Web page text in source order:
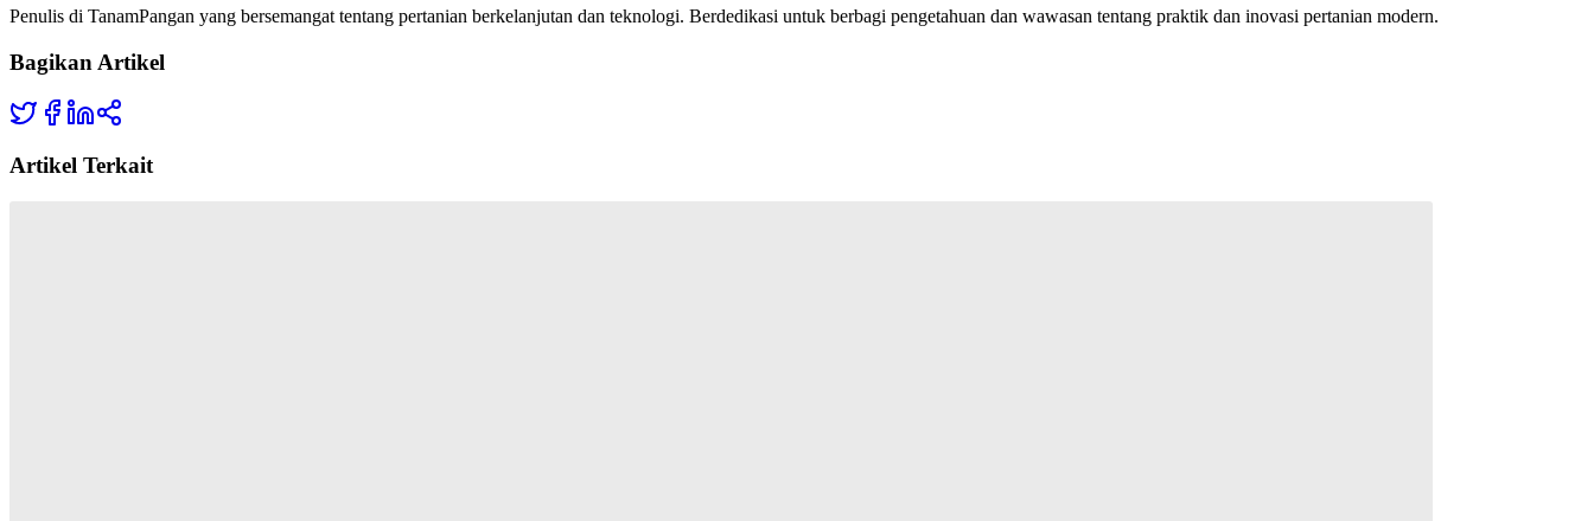
Penulis di TanamPangan yang bersemangat tentang pertanian berkelanjutan dan teknologi. Berdedikasi untuk berbagi pengetahuan dan wawasan tentang praktik dan inovasi pertanian modern.
Bagikan Artikel
Artikel Terkait